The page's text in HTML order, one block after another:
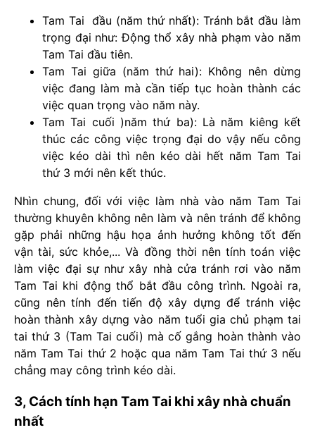
Tam Tai đầu (năm thứ nhất): Tránh bắt đầu làm
trọng đại như: Động thổ xây nhà phạm vào năm
Tam Tai đầu tiên.
Tam Tai giữa (năm thứ hai): Không nên dừng
việc đang làm mà cần tiếp tục hoàn thành các
việc quan trọng vào năm này.
Tam Tai cuối )năm thứ ba): Là năm kiêng kết
thúc các công việc trọng đại do vậy nếu công
việc kéo dài thì nên kéo dài hết năm Tam Tai
thứ 3 mới nên kết thúc.
Nhìn chung, đối với việc làm nhà vào năm Tam Tai
thường khuyên không nên làm và nên tránh để không
gặp phải những hậu họa ảnh hưởng không tốt đến
vận tài, sức khỏe,... Và đồng thời nên tính toán việc
làm việc đại sự như xây nhà cửa tránh rơi vào năm
Tam Tai khi động thổ bắt đầu công trình. Ngoài ra,
cũng nên tính đến tiến độ xây dựng để tránh việc
hoàn thành xây dựng vào năm tuổi gia chủ phạm tai
tai thứ 3 (Tam Tai cuối) mà cố gắng hoàn thành vào
năm Tam Tai thứ 2 hoặc qua năm Tam Tai thứ 3 nếu
chẳng may công trình kéo dài.
3, Cách tính hạn Tam Tai khi xây nhà chuẩn
nhất